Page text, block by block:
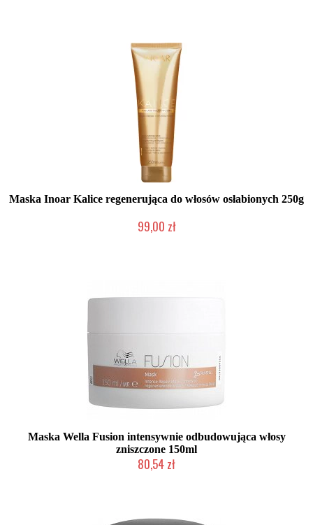
Maska Inoar Kalice regenerująca do włosów osłabionych 250g
99,00 zł
Maska Wella Fusion intensywnie odbudowująca włosy
zniszczone 150ml
80,54 zł